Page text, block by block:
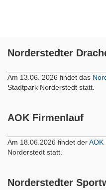
Norderstedter
Am 13.06. 2026 findet das
Stadtpark Norderstedt statt.
AOK Firmenlauf
Am 18.06.2026 findet derAOK
Norderstedt statt.
Norderstedter